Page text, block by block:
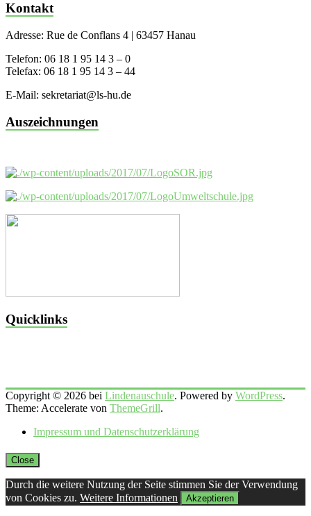
Kontakt
Adresse: Rue de Conflans 4 | 63457 Hanau
Telefon: 06 18 1 95 14 3 – 0
Telefax: 06 18 1 95 14 3 – 44
E-Mail: sekretariat@ls-hu.de
Auszeichnungen
Quicklinks
Copyright © 2026 bei Lindenauschule. Powered by WordPress.
Theme: Accelerate von ThemeGrill.
Impressum und Datenschutzerklärung
Close
Durch die weitere Nutzung der Seite stimmen Sie der Verwendung
von Cookies zu. Weitere Informationen Akzeptieren